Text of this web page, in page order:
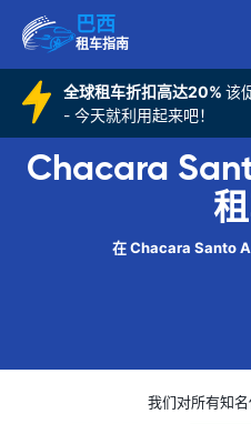
巴西
租车指南
全球租车折扣高达20% 该
- 今天就利用起来吧！
Chacara
在 Chacara Santo
我们对所有知